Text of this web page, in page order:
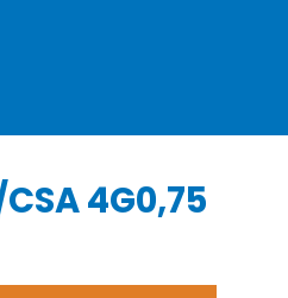
4G0,75